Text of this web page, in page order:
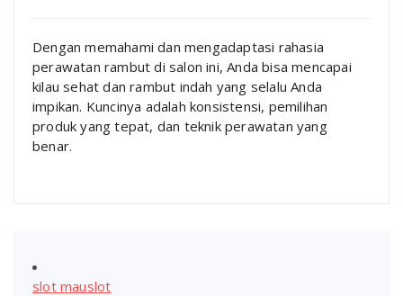
Dengan memahami dan mengadaptasi rahasia
perawatan rambut di salon ini, Anda bisa mencapai
kilau sehat dan rambut indah yang selalu Anda
impikan. Kuncinya adalah konsistensi, pemilihan
produk yang tepat, dan teknik perawatan yang
benar.
slot mauslot